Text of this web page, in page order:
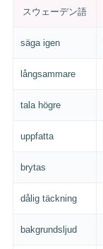
スウェーデン語
säga igen
långsammare
tala högre
uppfatta
brytas
dålig täckning
bakgrundsljud